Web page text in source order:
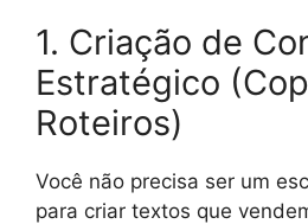
1. Criação de
Estratégico
Roteiros)
Você não precisa ser um
para criar textos que